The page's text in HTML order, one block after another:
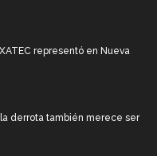
representó en Nueva
derrota también merece ser